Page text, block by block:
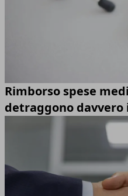
Rimborso spese
detraggono davvero